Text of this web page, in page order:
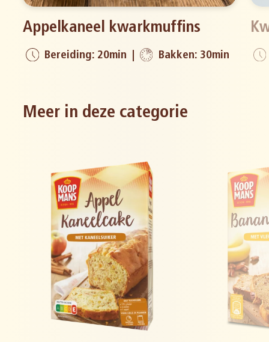
Appelkaneel kwarkmuffins
Bereiding: 20min Bakken: 30min
Meer in deze categorie